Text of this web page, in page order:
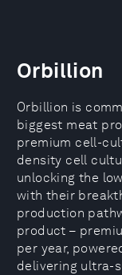
Orbillion
Orbillion is
biggest meat
premium cell-
density cell
unlocking the
with their
production
product –
per year,
delivering ultra-